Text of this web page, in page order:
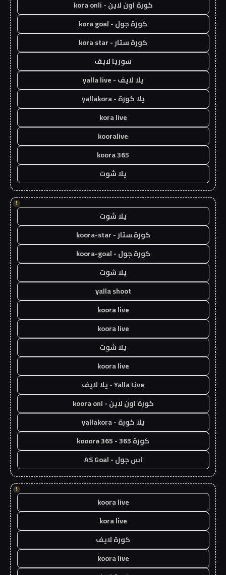
كورة اون لاين - kora onli
كورة جول - kora goal
كورة ستار - kora star
سوريا لايف
يلا لايف - yalla live
يلا كورة - yallakora
kora live
kooralive
koora 365
يلا شوت
!
يلا شوت
كورة ستار - koora-star
كورة جول - koora-goal
يلا شوت
yalla shoot
koora live
koora live
يلا شوت
koora live
Yalla Live - يلا لايف
كورة اون لاين - koora onl
يلا كورة - yallakora
كورة 365 - kooora 365
اس جول - AS Goal
!
koora live
kora live
كورة لايف
koora live